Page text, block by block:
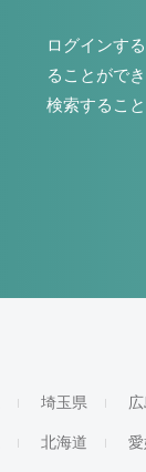
ログインす
ることがで
検索するこ
埼玉県
北海道